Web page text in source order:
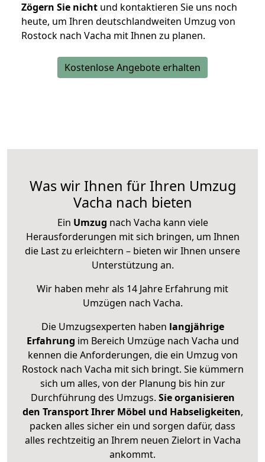
Zögern Sie nicht und kontaktieren Sie uns noch
heute, um Ihren deutschlandweiten Umzug von
Rostock nach Vacha mit Ihnen zu planen.
Kostenlose Angebote erhalten
Was wir Ihnen für Ihren Umzug
Vacha nach bieten
Ein Umzug nach Vacha kann viele
Herausforderungen mit sich bringen, um Ihnen
die Last zu erleichtern – bieten wir Ihnen unsere
Unterstützung an.
Wir haben mehr als 14 Jahre Erfahrung mit
Umzügen nach Vacha.
Die Umzugsexperten haben langjährige
Erfahrung im Bereich Umzüge nach Vacha und
kennen die Anforderungen, die ein Umzug von
Rostock nach Vacha mit sich bringt. Sie kümmern
sich um alles, von der Planung bis hin zur
Durchführung des Umzugs. Sie organisieren
den Transport Ihrer Möbel und Habseligkeiten,
packen alles sicher ein und sorgen dafür, dass
alles rechtzeitig an Ihrem neuen Zielort in Vacha
ankommt.